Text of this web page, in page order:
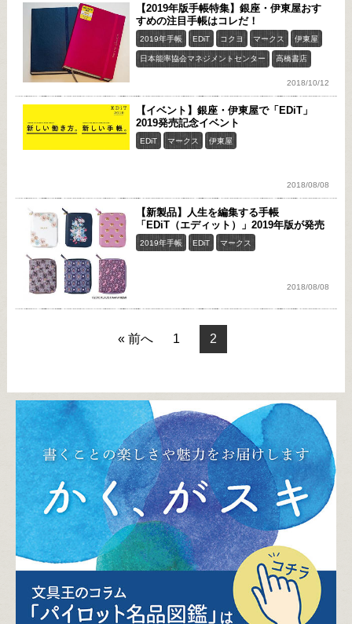
【2019年版手帳特集】銀座・伊東屋おす
すめの注目手帳はコレだ！
2019年手帳 EDiT コクヨ マークス 伊東屋
日本能率協会マネジメントセンター 高橋書店
2018/10/12
【イベント】銀座・伊東屋で「EDiT」
2019発売記念イベント
EDiT マークス 伊東屋
2018/08/08
【新製品】人生を編集する手帳
「EDiT（エディット）」2019年版が発売
2019年手帳 EDiT マークス
2018/08/08
« 前へ 1 2